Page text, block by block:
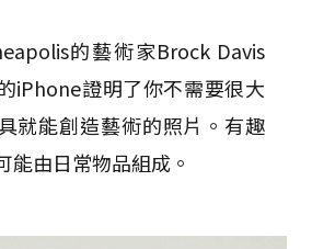
的藝術家Brock Davis
iPhone證明了你不需要很大
就能創造藝術的照片。有趣
能由日常物品組成。